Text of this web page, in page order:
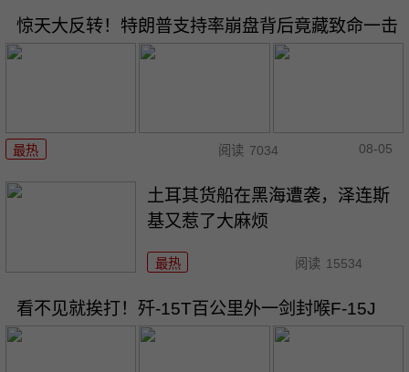
惊天大反转！特朗普支持率崩盘背后竟藏致命一击
最热 阅读 7034 08-05
土耳其货船在黑海遭袭，泽连斯
基又惹了大麻烦
最热 阅读 15534
看不见就挨打！歼-15T百公里外一剑封喉F-15J